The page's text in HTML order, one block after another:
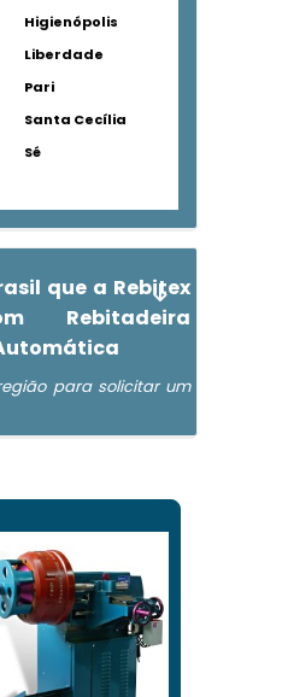
Higienópolis
Liberdade
Pari
Santa Cecília
Sé
que a Rebitex
Rebitadeira
para solicitar um